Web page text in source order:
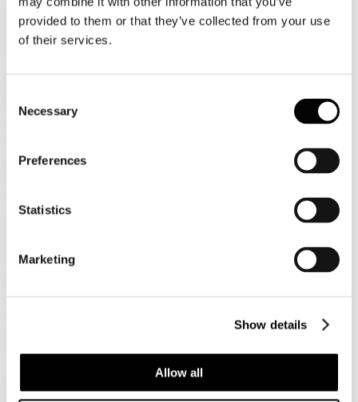
provided to them or that they’ve collected from your use
of their services.
Selection
Necessary
Preferences
Statistics
Marketing
Show details
Allow all
News 2026
ROTTA SUL 66°SALONE NAUTICO INTERNAZIONALE:
Con l'apertura del ticketing online entra nel vivo il percorso di
avvicinamento al 66° Salone Nautico Internazionale, in programma
Leggi tutto...
2026
Federalismo fiscale: a rischio i servizi del trasporto pubblico. Agens,
Anav e Asstra: “Servono correttivi che assicurino il finanziamento al
associazioni che in Italia rappresentano le aziende del trasporto
del ddl sul federalismo fiscale regionale: “C’è la reale possibilità che
l'attuale impianto normativo metta a repentaglio l'equilibrio
economico-finanziario del Trasporto Pubblico Locale e
l'adeguatezza dei servizi su scala nazionale.